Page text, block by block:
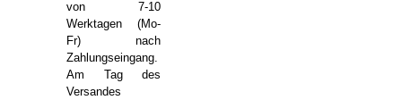
von 7-10
Werktagen (Mo-
Fr) nach
Zahlungseingang.
Am Tag des
Versandes